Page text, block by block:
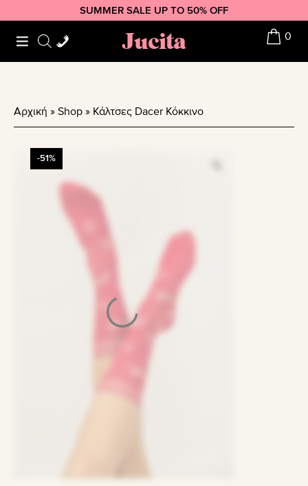
to
primary
to
main
to
footer
SUMMER SALE UP TO 50% OFF
Jucita 0
Αρχική » Shop » Κάλτσες Dacer Κόκκινο
-51%